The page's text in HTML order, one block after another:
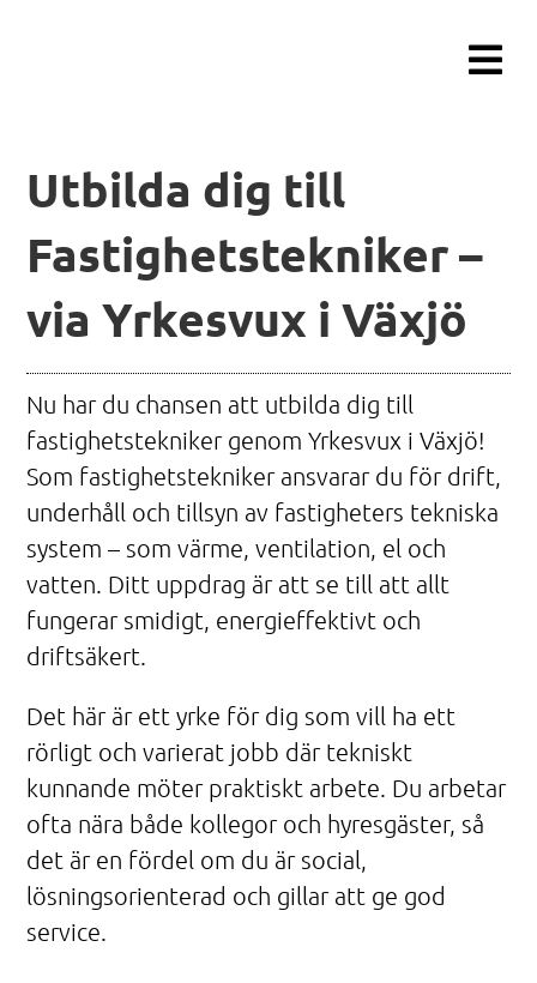
Utbilda dig till
Fastighetstekniker –
via Yrkesvux i Växjö
Nu har du chansen att utbilda dig till
fastighetstekniker genom Yrkesvux i Växjö!
Som fastighetstekniker ansvarar du för drift,
underhåll och tillsyn av fastigheters tekniska
system – som värme, ventilation, el och
vatten. Ditt uppdrag är att se till att allt
fungerar smidigt, energieffektivt och
driftsäkert.
Det här är ett yrke för dig som vill ha ett
rörligt och varierat jobb där tekniskt
kunnande möter praktiskt arbete. Du arbetar
ofta nära både kollegor och hyresgäster, så
det är en fördel om du är social,
lösningsorienterad och gillar att ge god
service.